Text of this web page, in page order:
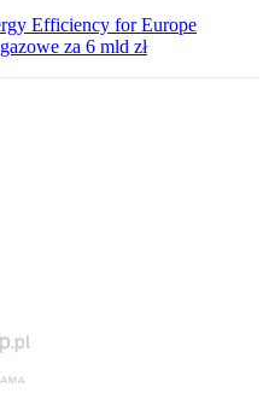
Efficiency for Europe
za 6 mld zł